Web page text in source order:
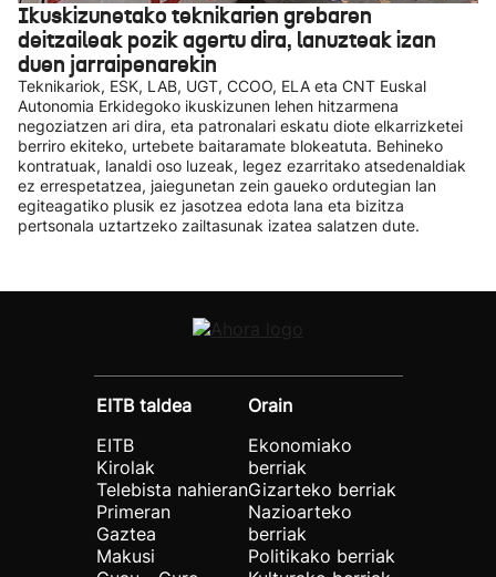
Ikuskizunetako teknikarien grebaren
deitzaileak pozik agertu dira, lanuzteak izan
duen jarraipenarekin
Teknikariok, ESK, LAB, UGT, CCOO, ELA eta CNT Euskal
Autonomia Erkidegoko ikuskizunen lehen hitzarmena
negoziatzen ari dira, eta patronalari eskatu diote elkarrizketei
berriro ekiteko, urtebete baitaramate blokeatuta. Behineko
kontratuak, lanaldi oso luzeak, legez ezarritako atsedenaldiak
ez errespetatzea, jaiegunetan zein gaueko ordutegian lan
egiteagatiko plusik ez jasotzea edota lana eta bizitza
pertsonala uztartzeko zailtasunak izatea salatzen dute.
EITB taldea
EITB
Kirolak
Telebista nahieran
Primeran
Gaztea
Makusi
Orain
Ekonomiako
berriak
Gizarteko berriak
Nazioarteko
berriak
Politikako berriak